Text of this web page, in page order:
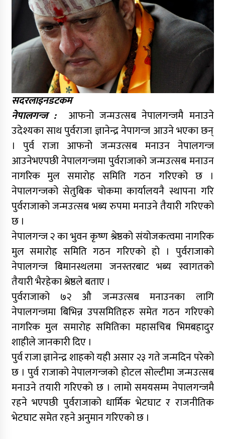
सदरलाइनडटकम
नेपालगन्ज :
आफनो जन्मउत्सब नेपालगन्जमै मनाउने
उदेश्यका साथ पुर्वराजा ज्ञानेन्द्र नेपागन्ज आउने भएका छन्
। पुर्व राजा आफनो जन्मउत्सब मनाउन नेपालगन्ज
आउनेभएपछी नेपालगन्जमा पुर्वराजाको जन्मउत्सब मनाउन
नागरिक मुल समारोह समिति गठन गरिएको छ ।
नेपालगन्जको सेतुबिक चोकमा कार्यालयनै स्थापना गरि
पुर्वराजाको जन्मउत्सब भब्य रुपमा मनाउने तैयारी गरिएको
छ ।
नेपालगन्ज २ का भुवन कृष्ण श्रेष्ठको संयोजकत्वमा नागरिक
मुल समारोह समिति गठन गरिएको हो । पुर्वराजाको
नेपालगन्ज बिमानस्थलमा जनस्तरबाट भब्य स्वागतको
तैयारी भैरहेका श्रेष्ठले बताए ।
पुर्वराजाको ७२ औ जन्मउत्सब मनाउनका लागि
नेपालगन्जमा बिभिन्न उपसमितिहरु समेत गठन गरिएको
नागरिक मुल समारोह समितिका महासचिब भिमबहादुर
शाहीले जानकारी दिए ।
पुर्व राजा ज्ञानेन्द्र शाहको यही असार २३ गते जन्मदिन परेको
छ । पुर्व राजाको नेपालगन्जको होटल सोल्टीमा जन्मउत्सब
मनाउने तयारी गरिएको छ । लामो समयसम्म नेपालगन्जमै
रहने भएपछी पुर्वराजाको धार्मिक भेटघाट र राजनीतिक
भेटघाट समेत रहने अनुमान गरिएको छ ।